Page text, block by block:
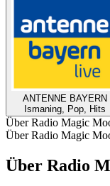
ANTENNE BAYERN
Ismaning, Pop, Hits
Über Radio Magic
Über Radio Magic
Über Radio